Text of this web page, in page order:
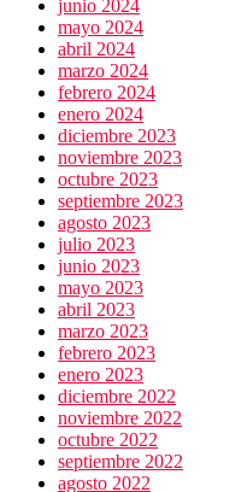
junio 2024
mayo 2024
abril 2024
marzo 2024
febrero 2024
enero 2024
diciembre 2023
noviembre 2023
octubre 2023
septiembre 2023
agosto 2023
julio 2023
junio 2023
mayo 2023
abril 2023
marzo 2023
febrero 2023
enero 2023
diciembre 2022
noviembre 2022
octubre 2022
septiembre 2022
agosto 2022